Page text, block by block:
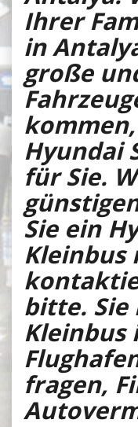
Ihrer
in
große
Hyundai
für Sie.
Sie ein
Kleinbus
bitte. Sie
Kleinbus
fragen,